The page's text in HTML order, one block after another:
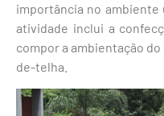
importância no ambiente
atividade inclui a
compor a ambientação
de-telha.